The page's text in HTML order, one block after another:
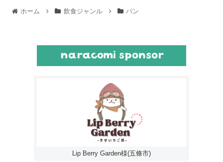
ホーム 飲食ジャンル パン
Lip Berry Garden様(五條市)